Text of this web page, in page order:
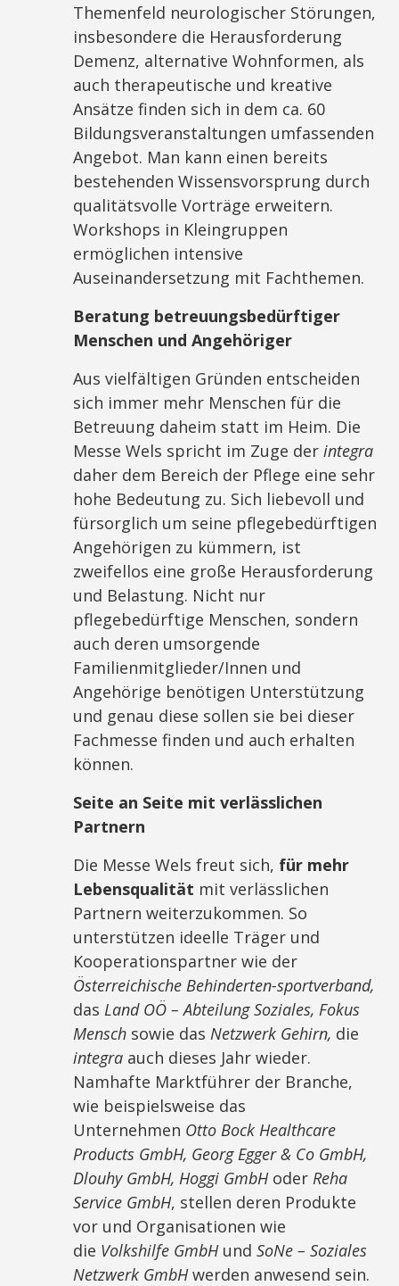
Themenfeld neurologischer Störungen,
insbesondere die Herausforderung
Demenz, alternative Wohnformen, als
auch therapeutische und kreative
Ansätze finden sich in dem ca. 60
Bildungsveranstaltungen umfassenden
Angebot. Man kann einen bereits
bestehenden Wissensvorsprung durch
qualitätsvolle Vorträge erweitern.
Workshops in Kleingruppen
ermöglichen intensive
Auseinandersetzung mit Fachthemen.
Beratung betreuungsbedürftiger
Menschen und Angehöriger
Aus vielfältigen Gründen entscheiden
sich immer mehr Menschen für die
Betreuung daheim statt im Heim. Die
Messe Wels spricht im Zuge derintegra
daher dem Bereich der Pflege eine sehr
hohe Bedeutung zu. Sich liebevoll und
fürsorglich um seine pflegebedürftigen
Angehörigen zu kümmern, ist
zweifellos eine große Herausforderung
und Belastung. Nicht nur
pflegebedürftige Menschen, sondern
auch deren umsorgende
Familienmitglieder/Innen und
Angehörige benötigen Unterstützung
und genau diese sollen sie bei dieser
Fachmesse finden und auch erhalten
können.
Seite an Seite mit verlässlichen
Partnern
Die Messe Wels freut sich, für mehr
Lebensqualität mit verlässlichen
Partnern weiterzukommen. So
unterstützen ideelle Träger und
Kooperationspartner wie der
Österreichische Behinderten-sportverband,
das Land OÖ – Abteilung Soziales, Fokus
Mensch sowie das Netzwerk Gehirn, die
integra auch dieses Jahr wieder.
Namhafte Marktführer der Branche,
wie beispielsweise das
Unternehmen Otto Bock Healthcare
Products GmbH, Georg Egger & Co GmbH,
Dlouhy GmbH, Hoggi GmbH oder Reha
Service GmbH, stellen deren Produkte
vor und Organisationen wie
die Volkshilfe GmbHundSoNe – Soziales
Netzwerk GmbHwerden anwesend sein.